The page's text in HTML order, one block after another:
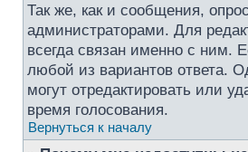
Так же, как и сообщения,
администраторами. Для
всегда связан именно с ним.
любой из вариантов ответа.
могут отредактировать или
время голосования.
Вернуться к началу